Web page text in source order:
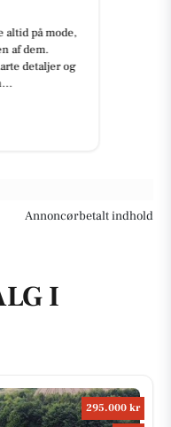
på mode,
dem.
detaljer og
Annoncørbetalt indhold
I
295.000 kr